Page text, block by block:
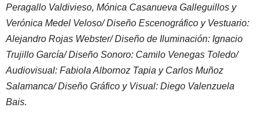
Peragallo Valdivieso, Mónica Casanueva Galleguillos y
Verónica Medel Veloso/ Diseño Escenográfico y Vestuario:
Alejandro Rojas Webster/ Diseño de Iluminación: Ignacio
Trujillo García/ Diseño Sonoro: Camilo Venegas Toledo/
Audiovisual: Fabiola Albornoz Tapia y Carlos Muñoz
Salamanca/ Diseño Gráfico y Visual: Diego Valenzuela
Bais.